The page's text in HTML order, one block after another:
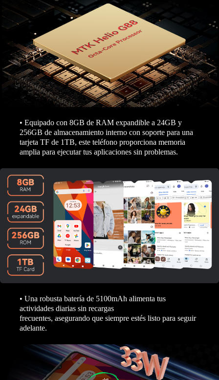
• Equipado con 8GB de RAM expandible a 24GB y
256GB de almacenamiento interno con soporte para una
tarjeta TF de 1TB, este teléfono proporciona memoria
amplia para ejecutar tus aplicaciones sin problemas.
• Una robusta batería de 5100mAh alimenta tus
actividades diarias sin recargas
frecuentes, asegurando que siempre estés listo para seguir
adelante.